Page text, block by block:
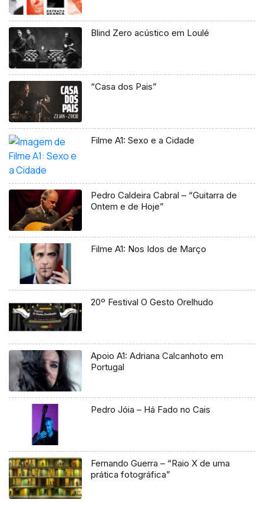
Blind Zero acústico em Loulé
“Casa dos Pais”
Filme A1: Sexo e a Cidade
Pedro Caldeira Cabral – “Guitarra de
Ontem e de Hoje”
Filme A1: Nos Idos de Março
20º Festival O Gesto Orelhudo
Apoio A1: Adriana Calcanhoto em
Portugal
Pedro Jóia – Há Fado no Cais
Fernando Guerra – “Raio X de uma
prática fotográfica”